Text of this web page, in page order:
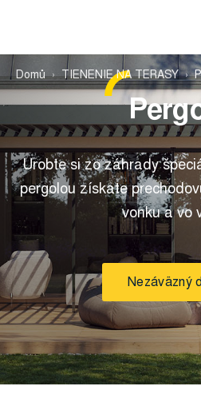
Domů TIENENIE NA TERASY
Urobte si zo záhrady
pergolou získate
vonku a vo
Nezáväzný